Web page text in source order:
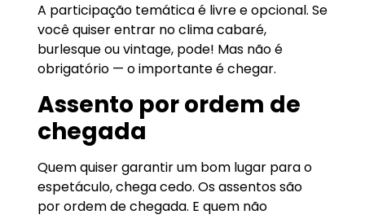
A participação temática é livre e opcional. Se
você quiser entrar no clima cabaré,
burlesque ou vintage, pode! Mas não é
obrigatório — o importante é chegar.
Assento por ordem de
chegada
Quem quiser garantir um bom lugar para o
espetáculo, chega cedo. Os assentos são
por ordem de chegada. E quem não